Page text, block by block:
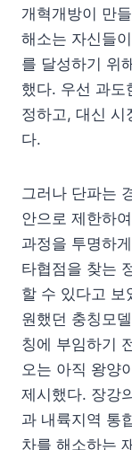
개혁개방이 만
해소는 자신들
를 달성하기 위
했다. 우선 과도
정하고, 대신 시
다.
그러나 단파는
안으로 제한하
과정을 투명하
타협점을 찾는
할 수 있다고 보
원했던 충칭모
칭에 부임하기
오는 아직 왕양
제시했다. 장강
과 내륙지역 통
차를 해소하는